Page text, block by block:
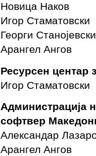
Новица Наков
Игор Стаматовски
Георги Станојевски
Арангел Ангов
Ресурсен центар
Игор Стаматовски
Администрација
софтвер
Александар
Арангел Ангов